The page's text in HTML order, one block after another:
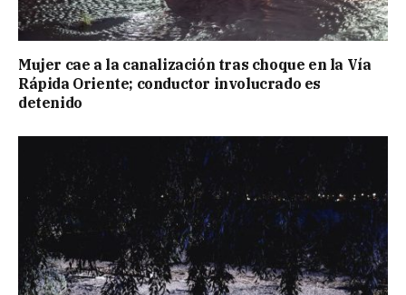
Mujer cae a la canalización tras choque en la Vía
Rápida Oriente; conductor involucrado es
detenido